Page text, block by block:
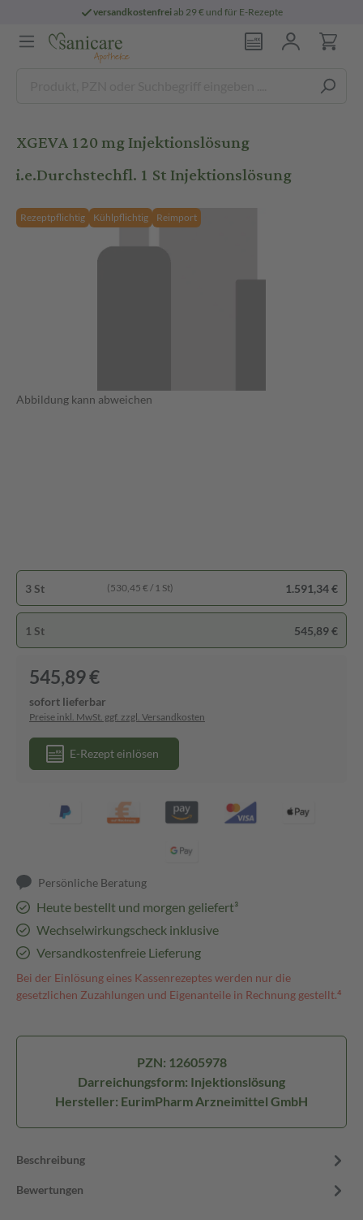
versandkostenfreiab 29 € und für E-Rezepte
XGEVA 120 mg Injektionslösung
i.e.Durchstechfl. 1 St Injektionslösung
Rezeptpflichtig Kühlpflichtig Reimport
Abbildung kann abweichen
3 St (530,45 € / 1 St) 1.591,34 €
1 St 545,89 €
545,89 €
sofort lieferbar
Preise inkl. MwSt. ggf. zzgl. Versandkosten
E-Rezept einlösen
Persönliche Beratung
Heute bestellt und morgen geliefert³
Wechselwirkungscheck inklusive
Versandkostenfreie Lieferung
Bei der Einlösung eines Kassenrezeptes werden nur die
gesetzlichen Zuzahlungen und Eigenanteile in Rechnung gestellt.⁴
PZN: 12605978
Darreichungsform: Injektionslösung
Hersteller: EurimPharm Arzneimittel GmbH
Beschreibung
Bewertungen